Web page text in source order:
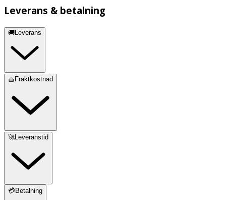
Leverans & betalning
🚚Leverans
🧺Fraktkostnad
🚀Leveranstid
💳Betalning